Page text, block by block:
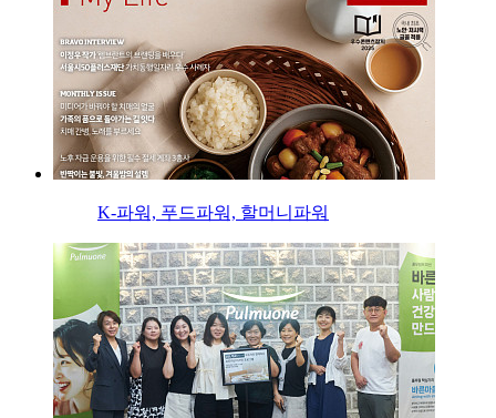
K-파워, 푸드파워, 할머니파워